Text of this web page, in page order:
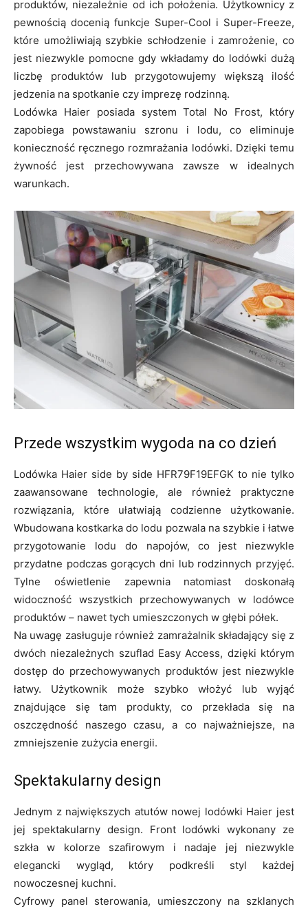
produktów, niezależnie od ich położenia. Użytkownicy z
pewnością docenią funkcje Super-Cool i Super-Freeze,
które umożliwiają szybkie schłodzenie i zamrożenie, co
jest niezwykle pomocne gdy wkładamy do lodówki dużą
liczbę produktów lub przygotowujemy większą ilość
jedzenia na spotkanie czy imprezę rodzinną.
Lodówka Haier posiada system Total No Frost, który
zapobiega powstawaniu szronu i lodu, co eliminuje
konieczność ręcznego rozmrażania lodówki. Dzięki temu
żywność jest przechowywana zawsze w idealnych
warunkach.
Przede wszystkim wygoda na co dzień
Lodówka Haier side by side HFR79F19EFGK to nie tylko
zaawansowane technologie, ale również praktyczne
rozwiązania, które ułatwiają codzienne użytkowanie.
Wbudowana kostkarka do lodu pozwala na szybkie i łatwe
przygotowanie lodu do napojów, co jest niezwykle
przydatne podczas gorących dni lub rodzinnych przyjęć.
Tylne oświetlenie zapewnia natomiast doskonałą
widoczność wszystkich przechowywanych w lodówce
produktów – nawet tych umieszczonych w głębi półek.
Na uwagę zasługuje również zamrażalnik składający się z
dwóch niezależnych szuflad Easy Access, dzięki którym
dostęp do przechowywanych produktów jest niezwykle
łatwy. Użytkownik może szybko włożyć lub wyjąć
znajdujące się tam produkty, co przekłada się na
oszczędność naszego czasu, a co najważniejsze, na
zmniejszenie zużycia energii.
Spektakularny design
Jednym z największych atutów nowej lodówki Haier jest
jej spektakularny design. Front lodówki wykonany ze
szkła w kolorze szafirowym i nadaje jej niezwykle
elegancki wygląd, który podkreśli styl każdej
nowoczesnej kuchni.
Cyfrowy panel sterowania, umieszczony na szklanych